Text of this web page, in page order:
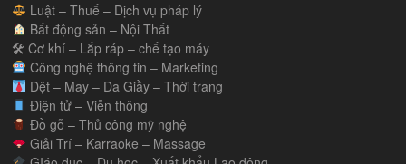
Luật – Thuế – Dịch vụ pháp lý
Bất động sản – Nội Thất
🛠 Cơ khí – Lắp ráp – chế tạo máy
Công nghệ thông tin – Marketing
Dệt – May – Da Giầy – Thời trang
Điện tử – Viễn thông
Đồ gỗ – Thủ công mỹ nghệ
Giải Trí – Karraoke – Massage